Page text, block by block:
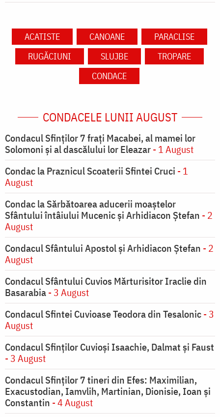
ACATISTE CANOANE
PARACLISE
RUGĂCIUNI
SLUJBE
TROPARE
CONDACE
CONDACELE LUNII AUGUST
Condacul Sfinţilor 7 fraţi Macabei, al mamei lor
Solomoni şi al dascălului lor Eleazar- 1 August
Condac la Praznicul Scoaterii Sfintei Cruci - 1
August
Condac la Sărbătoarea aducerii moaştelor
Sfântului întâiului Mucenic şi Arhidiacon Ştefan - 2
August
Condacul Sfântului Apostol și Arhidiacon Ștefan - 2
August
Condacul Sfântului Cuvios Mărturisitor Iraclie din
Basarabia- 3 August
Condacul Sfintei Cuvioase Teodora din Tesalonic- 3
August
Condacul Sfinţilor Cuvioşi Isaachie, Dalmat şi Faust
- 3 August
Condacul Sfinţilor 7 tineri din Efes: Maximilian,
Exacustodian, Iamvlih, Martinian, Dionisie, Ioan şi
Constantin - 4 August